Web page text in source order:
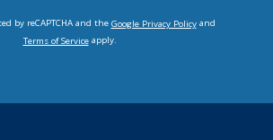
by reCAPTCHA and the Google Privacy Policyand
Terms of Serviceapply.